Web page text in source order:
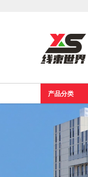
产品分类
当前位置：